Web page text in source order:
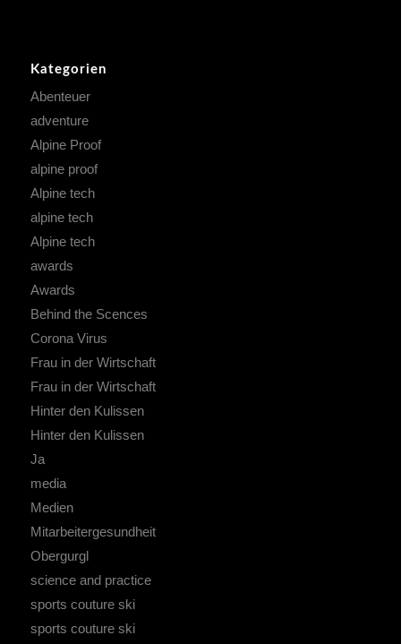
Kategorien
Abenteuer
adventure
Alpine Proof
alpine proof
Alpine tech
alpine tech
Alpine tech
awards
Awards
Behind the Scences
Corona Virus
Frau in der Wirtschaft
Frau in der Wirtschaft
Hinter den Kulissen
Hinter den Kulissen
Ja
media
Medien
Mitarbeitergesundheit
Obergurgl
science and practice
sports couture ski
sports couture ski